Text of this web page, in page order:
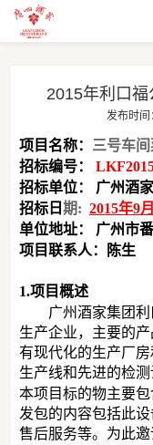
2015年利口
发布时
项目名称： 三号车
招标编号：
招标单位： 广州酒
招标日 期: 2015年9
单位地址： 广州市
项目联系人：陈生
1.项目概述
广州酒家集团
生产企业，主要的
有现代化的生产厂
生产线和先进的检
本项目标的物主要包
发包的内容包括此
售后服务等。为此